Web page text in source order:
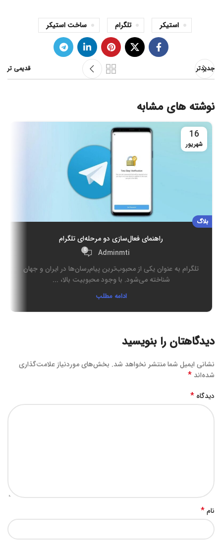
استیکر تلگرام ساخت استیکر
جدیدتر قدیمی تر
نوشته های مشابه
16
شهریور
بلاگ
راهنمای فعال‌سازی دو مرحله‌ای تلگرام
Adminmti
0
تلگرام به عنوان یکی از محبوب‌ترین پیام‌رسان‌ها در ایران و جهان
شناخته می‌شود. با وجود محبوبیت بالا، ...
ادامه مطلب
دیدگاهتان را بنویسید
نشانی ایمیل شما منتشر نخواهد شد. بخش‌های موردنیاز علامت‌گذاری
شده‌اند *
دیدگاه *
نام*